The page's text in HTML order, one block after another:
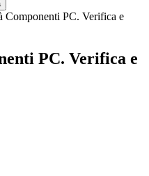
Componenti PC. Verifica e
PC. Verifica e